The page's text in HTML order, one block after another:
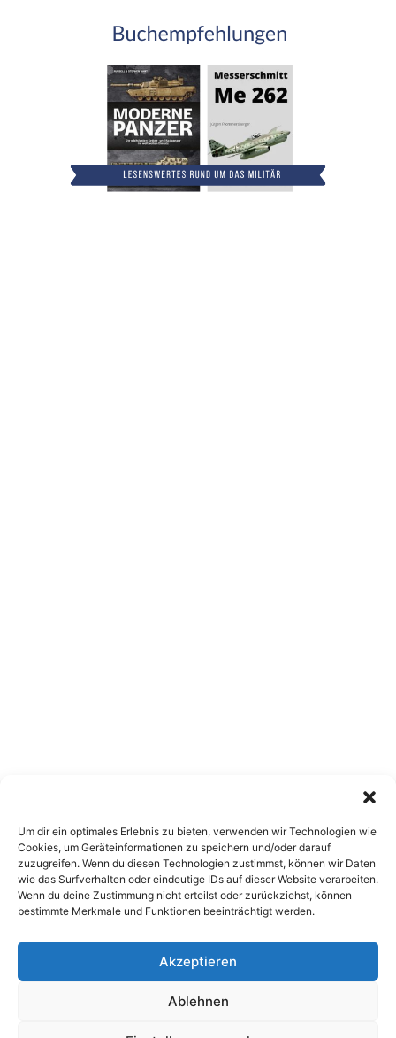
Um dir ein optimales Erlebnis zu bieten, verwenden wir Technologien wie
Cookies, um Geräteinformationen zu speichern und/oder darauf
zuzugreifen. Wenn du diesen Technologien zustimmst, können wir Daten
wie das Surfverhalten oder eindeutige IDs auf dieser Website verarbeiten.
Wenn du deine Zustimmung nicht erteilst oder zurückziehst, können
bestimmte Merkmale und Funktionen beeinträchtigt werden.
Akzeptieren
Ablehnen
Copyright 2026, All Rights Reserved